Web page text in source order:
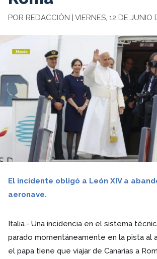
POR REDACCIÓN | VIERNES, 12 DE JUNIO
El incidente obligó a León XIV a
aeronave.
Italia.- Una incidencia en el sistema
parado momentáneamente en la pista al
el papa tiene que viajar de Canarias a